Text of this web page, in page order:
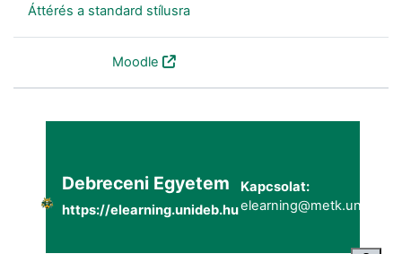
Áttérés a standard stílusra
Moodle
Debreceni Egyetem
https://elearning.unideb.hu
Kapcsolat: